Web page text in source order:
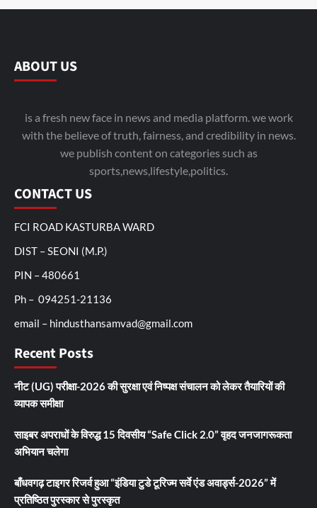
ABOUT US
is a fresh new face in news and media platform. we work
with the believe of truth, fairness, and credibility in news.
we publish content on categories such as
sports,news,lifestyle,politics.
CONTACT US
FCI ROAD KASTURBA WARD
DIST – SEONI (M.P.)
PIN – 480661
Ph – 094251-21136
email – hindusthansamvad@gmail.com
Recent Posts
नीट (UG) परीक्षा-2026 की सुरक्षा एवं निष्पक्ष संचालन को लेकर तैयारियों की
व्यापक समीक्षा
साइबर अपराधों के विरुद्ध 15 दिवसीय “Safe Click 2.0” वृहद जनजागरूकता
अभियान चलेगा
बाँधवगढ़ टाइगर रिजर्व हुआ “इंडिया टुडे टूरिज्म सर्वे एंड अवार्ड्स-2026” में
प्रतिष्ठित पुरस्कार से पुरस्कृत